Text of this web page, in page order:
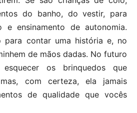
do banho, do vestir, para
e ensinamento de autonomia.
para contar uma história e, no
de mãos dadas. No futuro
os brinquedos que
com certeza, ela jamais
de qualidade que vocês